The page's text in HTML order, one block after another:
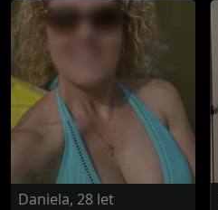
Daniela, 28 let